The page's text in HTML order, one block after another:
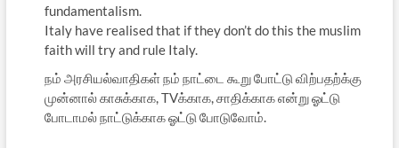
fundamentalism.
Italy have realised that if they don’t do this the muslim
faith will try and rule Italy.
நம் அரசியல்வாதிகள் நம் நாட்டை கூறு போட்டு விற்பதற்க்கு
முன்னால் காசுக்காக, TVக்காக, சாதிக்காக என்று ஓட்டு
போடாமல் நாட்டுக்காக ஓட்டு போடுவோம்.